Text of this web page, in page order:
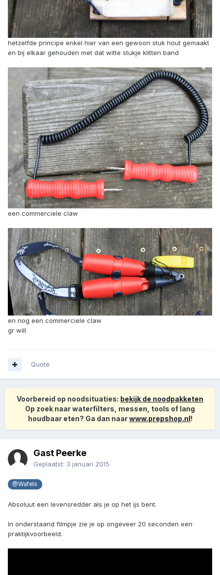
hetzelfde principe enkel hier van een gewoon stuk hout gemaakt
en bij elkaar gehouden met dat witte stukje klitten band
een commerciele claw
en nog een commerciele claw
gr will
Quote
Voorbereid op noodsituaties: bekijk de noodpakketen
Op zoek naar waterfilters, messen, tools of lang
houdbaar eten? Ga dan naarwww.prepshop.nl!
Gast Peerke
Geplaatst: 3 januari 2015
@Wafels
Absoluut een levensredder als je op het ijs bent.
In onderstaand filmpje zie je op ongeveer 20 seconden een
praktijkvoorbeeld.